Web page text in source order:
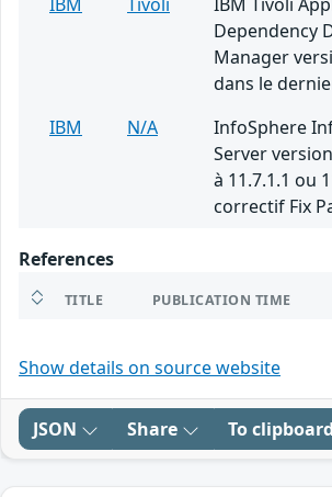
Dependency
Manager
dans le
IBM
N/A
InfoSphere
Server
à 11.7.1.1 ou
correctif Fix
References
TITLE PUBLICATION TIME
Show details on source website
JSON Share To clipboard